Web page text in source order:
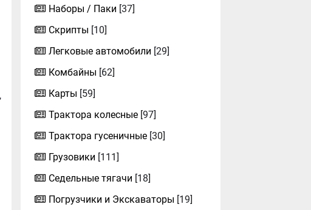
Наборы / Паки [37]
Скрипты [10]
Легковые автомобили [29]
Комбайны [62]
Карты [59]
Трактора колесные [97]
Трактора гусеничные [30]
Грузовики [111]
Седельные тягачи [18]
Погрузчики и Экскаваторы [19]